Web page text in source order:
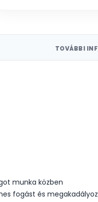
TOVÁBBI
munka közben
fogást és